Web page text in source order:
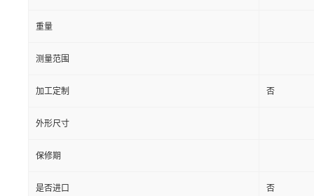
重量
测量范围
加工定制 否
外形尺寸
保修期
是否进口 否